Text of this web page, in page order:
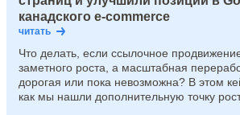
канадского e-commerce
читать
Что делать, если ссылочное
заметного роста, а масштабная
дорогая или пока невозможна? В этом
как мы нашли дополнительную точку